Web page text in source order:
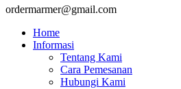
ordermarmer@gmail.com
Home
Informasi
Tentang Kami
Cara Pemesanan
Hubungi Kami